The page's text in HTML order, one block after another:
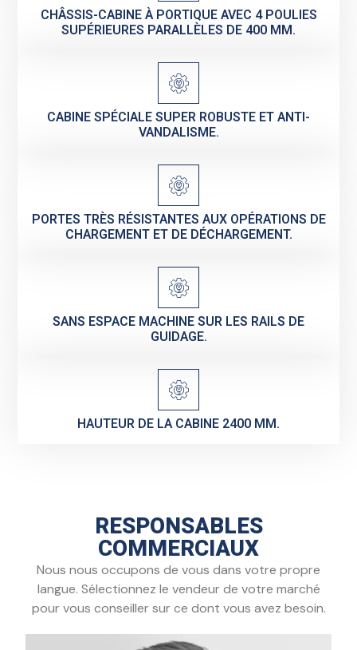
CHÂSSIS-CABINE À PORTIQUE AVEC 4 POULIES
SUPÉRIEURES PARALLÈLES DE 400 MM.
CABINE SPÉCIALE SUPER ROBUSTE ET ANTI-
VANDALISME.
PORTES TRÈS RÉSISTANTES AUX OPÉRATIONS DE
CHARGEMENT ET DE DÉCHARGEMENT.
SANS ESPACE MACHINE SUR LES RAILS DE
GUIDAGE.
HAUTEUR DE LA CABINE 2400 MM.
RESPONSABLES
COMMERCIAUX
Nous nous occupons de vous dans votre propre
langue. Sélectionnez le vendeur de votre marché
pour vous conseiller sur ce dont vous avez besoin.